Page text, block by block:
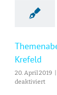
Krefeld
20. April 2019
deaktiviertfür